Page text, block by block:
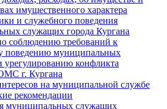
имущественного характера
и служебного поведения
служащих города Кургана
соблюдению требований к
поведению муниципальных
конфликта
г. Кургана
на муниципальной службе
рекомендации
муниципальных служащих